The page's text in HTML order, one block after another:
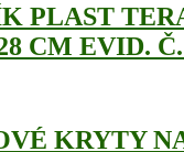
PLAST
CM EVID.
KRYTY